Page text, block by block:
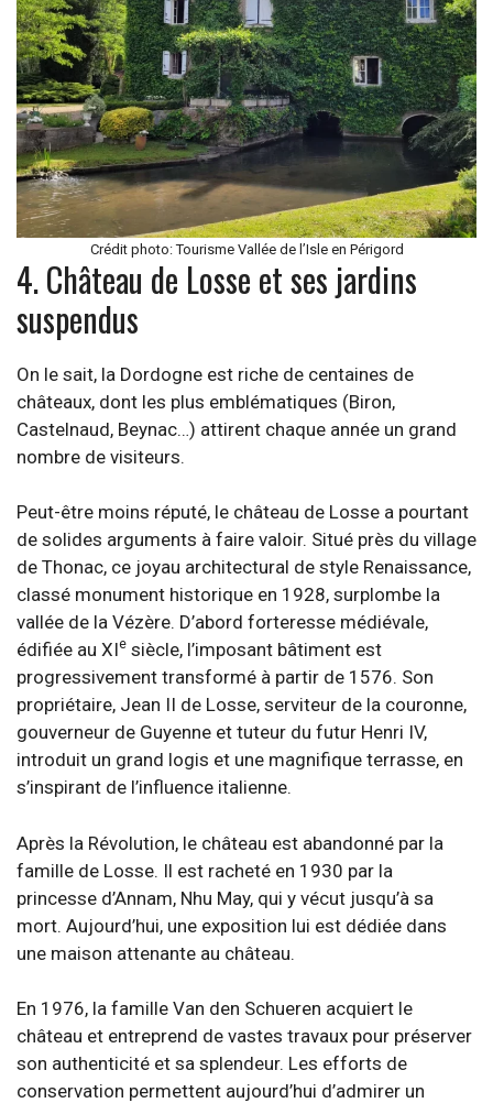
Crédit photo: Tourisme Vallée de l’Isle en Périgord
4. Château de Losse et ses jardins
suspendus
On le sait, la Dordogne est riche de centaines de
châteaux, dont les plus emblématiques (Biron,
Castelnaud, Beynac…) attirent chaque année un grand
nombre de visiteurs.
Peut-être moins réputé, le château de Losse a pourtant
de solides arguments à faire valoir. Situé près du village
de Thonac, ce joyau architectural de style Renaissance,
classé monument historique en 1928, surplombe la
vallée de la Vézère. D’abord forteresse médiévale,
édifiée au XIe siècle, l’imposant bâtiment est
progressivement transformé à partir de 1576. Son
propriétaire, Jean II de Losse, serviteur de la couronne,
gouverneur de Guyenne et tuteur du futur Henri IV,
introduit un grand logis et une magnifique terrasse, en
s’inspirant de l’influence italienne.
Après la Révolution, le château est abandonné par la
famille de Losse. Il est racheté en 1930 par la
princesse d’Annam, Nhu May, qui y vécut jusqu’à sa
mort. Aujourd’hui, une exposition lui est dédiée dans
une maison attenante au château.
En 1976, la famille Van den Schueren acquiert le
château et entreprend de vastes travaux pour préserver
son authenticité et sa splendeur. Les efforts de
conservation permettent aujourd’hui d’admirer un